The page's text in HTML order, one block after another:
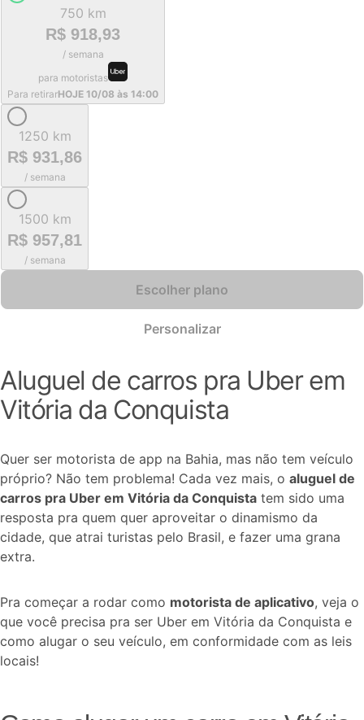
750 km
R$ 918,93
/ semana
para motoristas
Para retirarHOJE 10/08 às 14:00
1250 km
R$ 931,86
/ semana
1500 km
R$ 957,81
/ semana
Escolher plano
Personalizar
Aluguel de carros pra Uber em
Vitória da Conquista
Quer ser motorista de app na Bahia, mas não tem veículo
próprio? Não tem problema! Cada vez mais, o aluguel de
carros pra Uber em Vitória da Conquista tem sido uma
resposta pra quem quer aproveitar o dinamismo da
cidade, que atrai turistas pelo Brasil, e fazer uma grana
extra.
Pra começar a rodar como motorista de aplicativo, veja o
que você precisa pra ser Uber em Vitória da Conquista e
como alugar o seu veículo, em conformidade com as leis
locais!